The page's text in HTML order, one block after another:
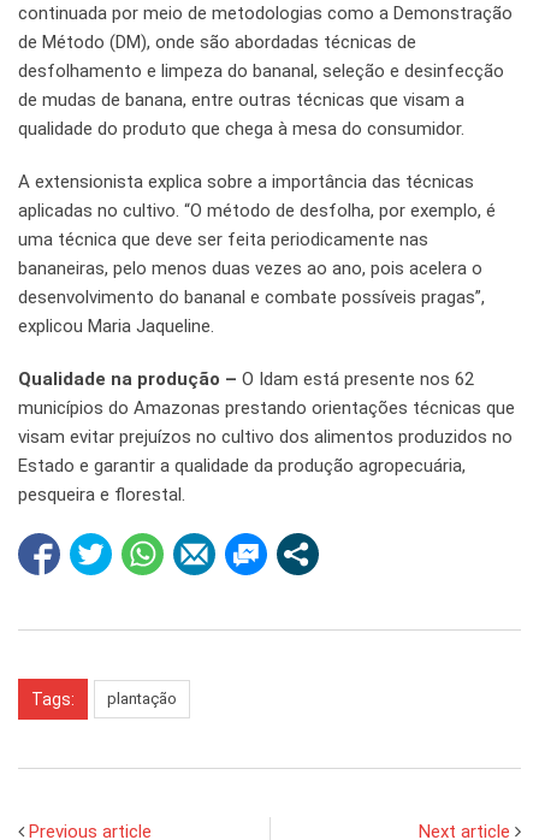
continuada por meio de metodologias como a Demonstração
de Método (DM), onde são abordadas técnicas de
desfolhamento e limpeza do bananal, seleção e desinfecção
de mudas de banana, entre outras técnicas que visam a
qualidade do produto que chega à mesa do consumidor.
A extensionista explica sobre a importância das técnicas
aplicadas no cultivo. “O método de desfolha, por exemplo, é
uma técnica que deve ser feita periodicamente nas
bananeiras, pelo menos duas vezes ao ano, pois acelera o
desenvolvimento do bananal e combate possíveis pragas”,
explicou Maria Jaqueline.
Qualidade na produção – O Idam está presente nos 62
municípios do Amazonas prestando orientações técnicas que
visam evitar prejuízos no cultivo dos alimentos produzidos no
Estado e garantir a qualidade da produção agropecuária,
pesqueira e florestal.
Tags: plantação
Previous article Next article